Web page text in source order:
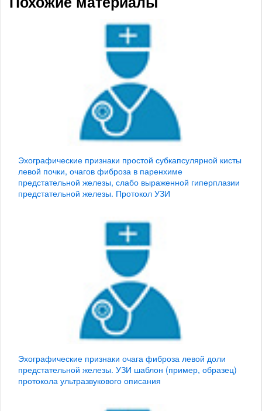
Эхографические признаки простой субкапсулярной кисты
левой почки, очагов фиброза в паренхиме
предстательной железы, слабо выраженной гиперплазии
предстательной железы. Протокол УЗИ
Эхографические признаки очага фиброза левой доли
предстательной железы. УЗИ шаблон (пример, образец)
протокола ультразвукового описания